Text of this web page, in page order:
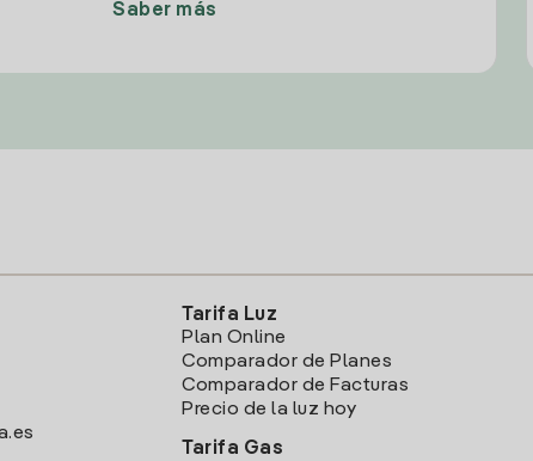
Saber más
Tarifa Luz
Plan Online
Comparador de Planes
Comparador de Facturas
Precio de la luz hoy
Tarifa Gas